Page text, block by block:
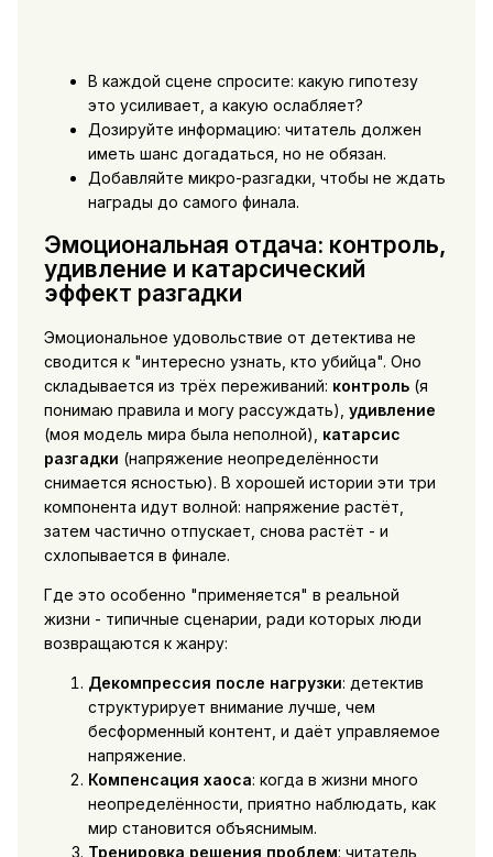
В каждой сцене спросите: какую гипотезу
это усиливает, а какую ослабляет?
Дозируйте информацию: читатель должен
иметь шанс догадаться, но не обязан.
Добавляйте микро-разгадки, чтобы не ждать
награды до самого финала.
Эмоциональная отдача: контроль,
удивление и катарсический
эффект разгадки
Эмоциональное удовольствие от детектива не
сводится к "интересно узнать, кто убийца". Оно
складывается из трёх переживаний: контроль(я
понимаю правила и могу рассуждать), удивление
(моя модель мира была неполной), катарсис
разгадки (напряжение неопределённости
снимается ясностью). В хорошей истории эти три
компонента идут волной: напряжение растёт,
затем частично отпускает, снова растёт - и
схлопывается в финале.
Где это особенно "применяется" в реальной
жизни - типичные сценарии, ради которых люди
возвращаются к жанру:
Декомпрессия после нагрузки: детектив
структурирует внимание лучше, чем
бесформенный контент, и даёт управляемое
напряжение.
Компенсация хаоса: когда в жизни много
неопределённости, приятно наблюдать, как
мир становится объяснимым.
Тренировка решения проблем: читатель